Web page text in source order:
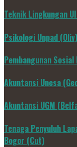
Teknik Lingkungan
Psikologi Unpad (Oliv)
Pembangunan
Akuntansi Unesa
Akuntansi UGM
Tenaga Penyuluh
Bogor (Cut)